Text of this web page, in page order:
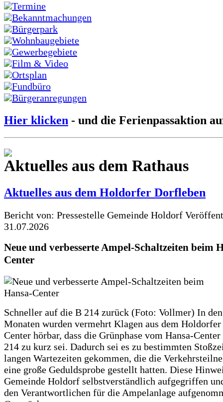
Termine
Bekanntmachungen
Bürgerpark
Wohnbaugebiete
Gewerbegebiete
Film & Video
Ortsplan
Fundbüro
Bürgeranregungen
Hier klicken - und die Ferienpassaktion
Aktuelles aus dem Rathaus
Aktuelles aus dem Holdorfer Dorfleben
Bericht von: Pressestelle Gemeinde Holdorf
31.07.2026
Neue und verbesserte Ampel-Schaltzeiten beim
Center
Schneller auf die B 214 zurück (Foto: Vollmer) In
Monaten wurden vermehrt Klagen aus dem Holdorfer
Center hörbar, dass die Grünphase vom Hansa-
214 zu kurz sei. Dadurch sei es zu bestimmten
langen Wartezeiten gekommen, die die
eine große Geduldsprobe gestellt hatten. Diese
Gemeinde Holdorf selbstverständlich aufgegriffen
den Verantwortlichen für die Ampelanlage